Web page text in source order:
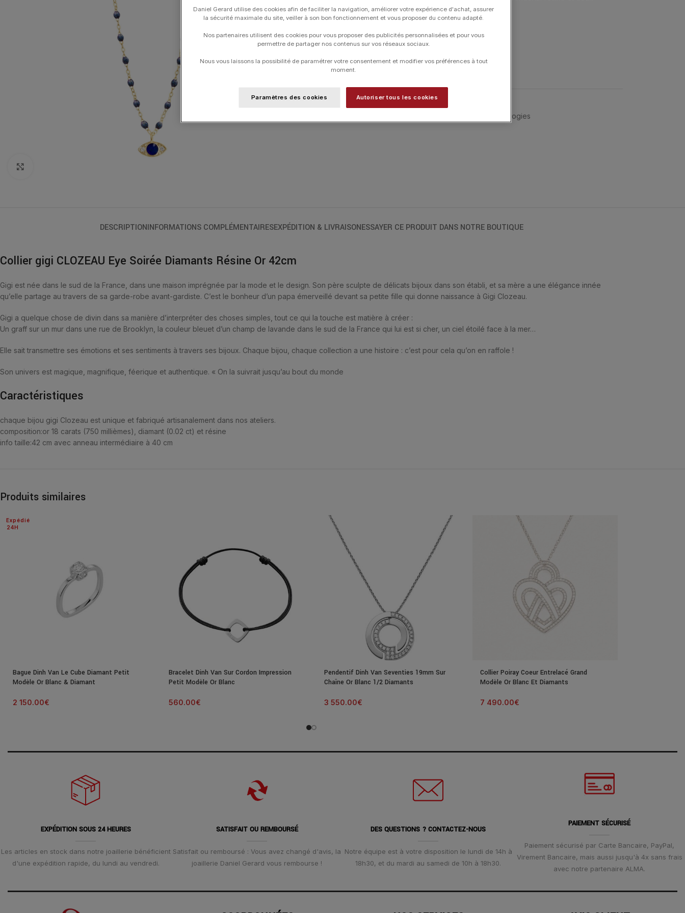
diamants.
RÉSINE
MATIÈRE
Typologies
DESCRIPTIONINFORMATIONS COMPLÉMENTAIRESEXPÉDITION & LIVRAISONESSAYER CE PRODUIT DANS NOTRE BOUTIQUE
Collier gigi CLOZEAU Eye Soirée Diamants Résine Or 42cm
Gigi est née dans le sud de la France, dans une maison imprégnée par la mode et le design. Son père sculpte de délicats bijoux dans son établi, et sa mère a une élégance innée
qu’elle partage au travers de sa garde-robe avant-gardiste. C’est le bonheur d’un papa émerveillé devant sa petite fille qui donne naissance à Gigi Clozeau.
Gigi a quelque chose de divin dans sa manière d’interpréter des choses simples, tout ce qui la touche est matière à créer :
Un graff sur un mur dans une rue de Brooklyn, la couleur bleuet d’un champ de lavande dans le sud de la France qui lui est si cher, un ciel étoilé face à la mer…
Elle sait transmettre ses émotions et ses sentiments à travers ses bijoux. Chaque bijou, chaque collection a une histoire : c’est pour cela qu’on en raffole !
Son univers est magique, magnifique, féerique et authentique. « On la suivrait jusqu’au bout du monde
Caractéristiques
chaque bijou gigi Clozeau est unique et fabriqué artisanalement dans nos ateliers.
composition:or 18 carats (750 millièmes), diamant (0.02 ct) et résine
info taille:42 cm avec anneau intermédiaire à 40 cm
Produits similaires
24H
Expédié
Bague Dinh Van Le Cube Diamant Petit
Modèle Or Blanc & Diamant
2 150.00€
Bracelet Dinh Van Sur Cordon Impression
Petit Modèle Or Blanc
560.00€
Pendentif Dinh Van Seventies 19mm Sur
Chaîne Or Blanc 1/2 Diamants
3 550.00€
Collier Poiray Coeur Entrelacé Grand
Modèle Or Blanc Et Diamants
7 490.00€
EXPÉDITION SOUS 24 HEURES
Les articles en stock dans notre joaillerie bénéficient
d'une expédition rapide, du lundi au vendredi.
SATISFAIT OU REMBOURSÉ
Satisfait ou remboursé : Vous avez changé d'avis, la
joaillerie Daniel Gerard vous rembourse !
DES QUESTIONS ? CONTACTEZ-NOUS
Notre équipe est à votre disposition le lundi de 14h à
18h30, et du mardi au samedi de 10h à 18h30.
PAIEMENT SÉCURISÉ
Paiement sécurisé par Carte Bancaire, PayPal,
Virement Bancaire, mais aussi jusqu'à 4x sans frais
avec notre partenaire ALMA.
Daniel Gerard utilise des cookies afin de faciliter la navigation, améliorer votre expérience d'achat, assurer
la sécurité maximale du site, veiller à son bon fonctionnement et vous proposer du contenu adapté.
Nos partenaires utilisent des cookies pour vous proposer des publicités personnalisées et pour vous
permettre de partager nos contenus sur vos réseaux sociaux.
Nous vous laissons la possibilité de paramétrer votre consentement et modifier vos préférences à tout
moment.
Paramètres des cookies Autoriser tous les cookies